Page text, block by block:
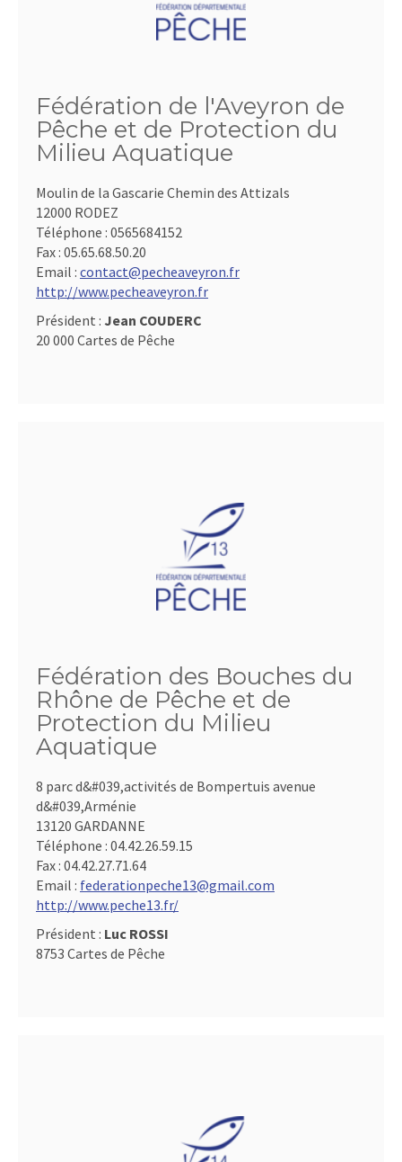
Fédération de l'Aveyron de
Pêche et de Protection du
Milieu Aquatique
Moulin de la Gascarie Chemin des Attizals
12000 RODEZ
Téléphone : 0565684152
Fax : 05.65.68.50.20
Email : contact@pecheaveyron.fr
http://www.pecheaveyron.fr
Président : Jean COUDERC
20 000 Cartes de Pêche
Fédération des Bouches du
Rhône de Pêche et de
Protection du Milieu
Aquatique
8 parc d&#039,activités de Bompertuis avenue
d&#039,Arménie
13120 GARDANNE
Téléphone : 04.42.26.59.15
Fax : 04.42.27.71.64
Email : federationpeche13@gmail.com
http://www.peche13.fr/
Président : Luc ROSSI
8753 Cartes de Pêche